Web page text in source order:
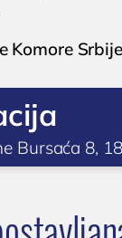
zdravlja
Komore
Bursaća 8,